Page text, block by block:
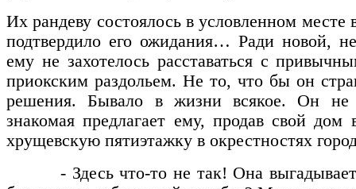
Их рандеву состоялось в условленном
подтвердило его ожидания… Ради новой,
ему не захотелось расставаться с
приокским раздольем. Не то, что бы он
решения. Бывало в жизни всякое. Он не
знакомая предлагает ему, продав свой дом
хрущевскую пятиэтажку в окрестностях
- Здесь что-то не так! Она выгадывает